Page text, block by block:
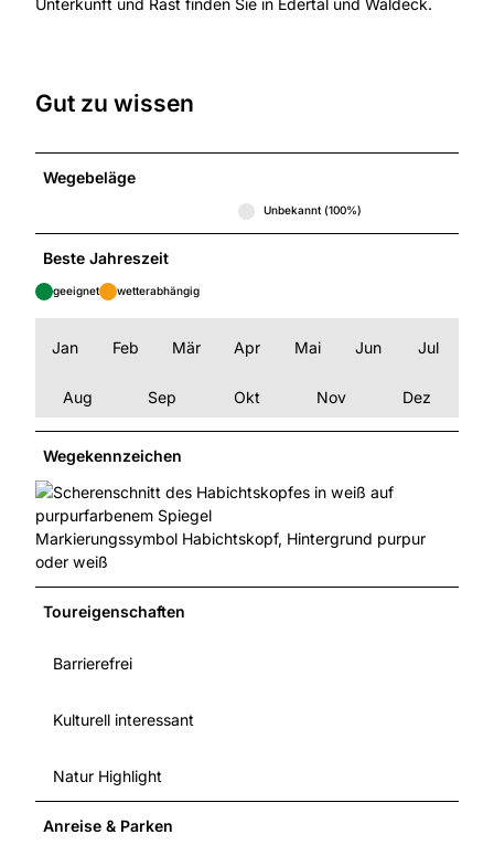
Unterkunft und Rast finden Sie in Edertal und Waldeck.
Gut zu wissen
Wegebeläge
Unbekannt (100%)
Beste Jahreszeit
geeignet wetterabhängig
Jan Feb Mär Apr Mai Jun Jul
Aug Sep Okt Nov Dez
Wegekennzeichen
Markierungssymbol Habichtskopf, Hintergrund purpur
oder weiß
Toureigenschaften
Barrierefrei
Kulturell interessant
Natur Highlight
Anreise & Parken